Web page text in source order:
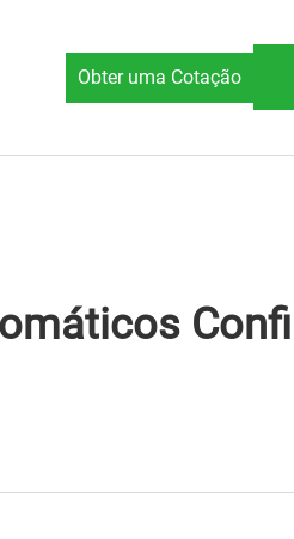
Obter uma Cotação